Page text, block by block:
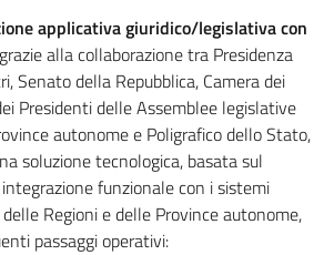
applicativa giuridico/legislativa con
alla collaborazione tra Presidenza
Senato della Repubblica, Camera dei
Presidenti delle Assemblee legislative
autonome e Poligrafico dello Stato,
soluzione tecnologica, basata sul
funzionale con i sistemi
Regioni e delle Province autonome,
passaggi operativi: